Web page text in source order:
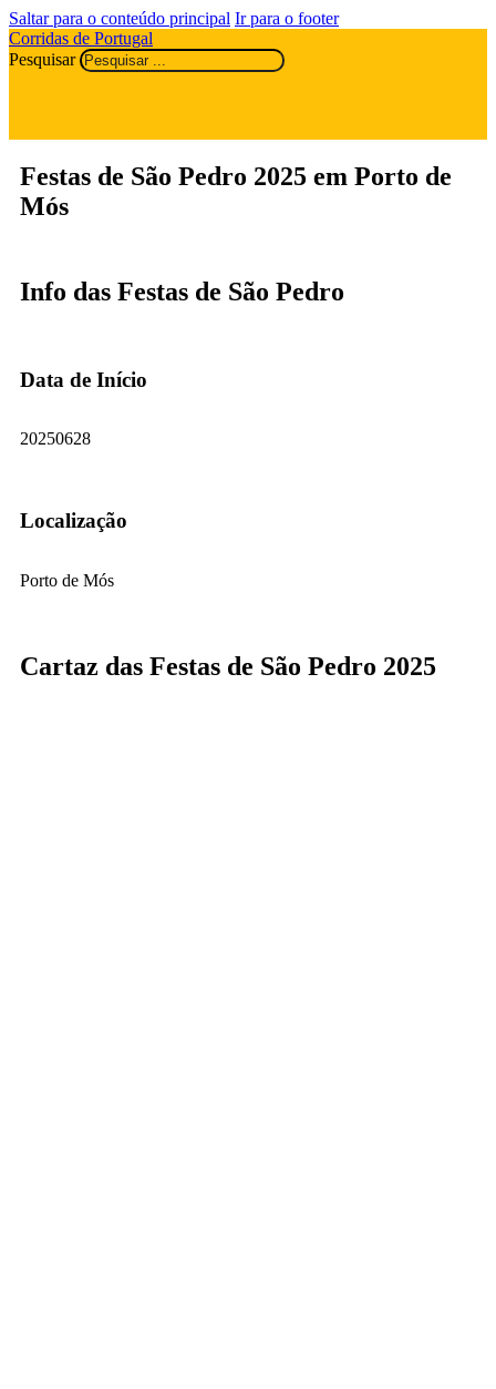
Saltar para o conteúdo principal Ir para o footer
Corridas de Portugal
Pesquisar
Festas de São Pedro 2025 em Porto de
Mós
Info das Festas de São Pedro
Data de Início
20250628
Localização
Porto de Mós
Cartaz das Festas de São Pedro 2025